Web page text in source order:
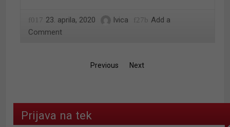
23. aprila, 2020 Ivica
Add a
Comment
Previous Next
Prijava na tek